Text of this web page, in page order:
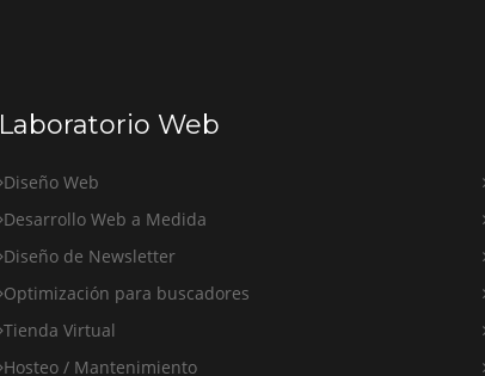
Laboratorio Web
Diseño Web
Desarrollo Web a Medida
Diseño de Newsletter
Optimización para buscadores
Tienda Virtual
Hosteo / Mantenimiento